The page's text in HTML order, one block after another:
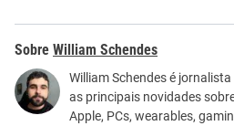
Este conteúdo contém informação
Este conteúdo não tem a
Outro
William Schendes
William Schendes é
as principais novidades
Apple, PCs, wearables,